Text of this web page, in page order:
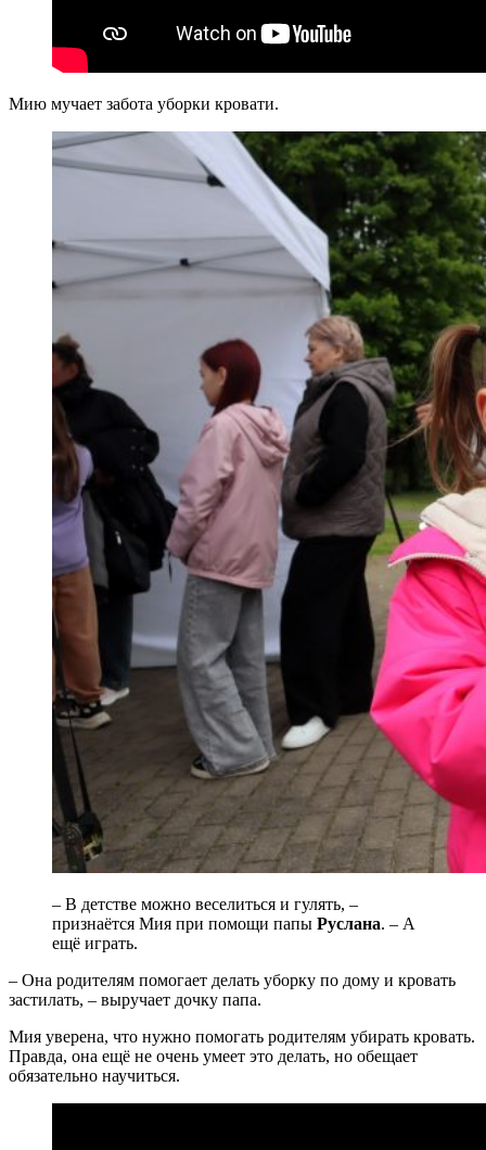
Мию мучает забота уборки кровати.
– В детстве можно веселиться и гулять, –
признаётся Мия при помощи папы Руслана. – А
ещё играть.
– Она родителям помогает делать уборку по дому и кровать
застилать, – выручает дочку папа.
Мия уверена, что нужно помогать родителям убирать кровать.
Правда, она ещё не очень умеет это делать, но обещает
обязательно научиться.